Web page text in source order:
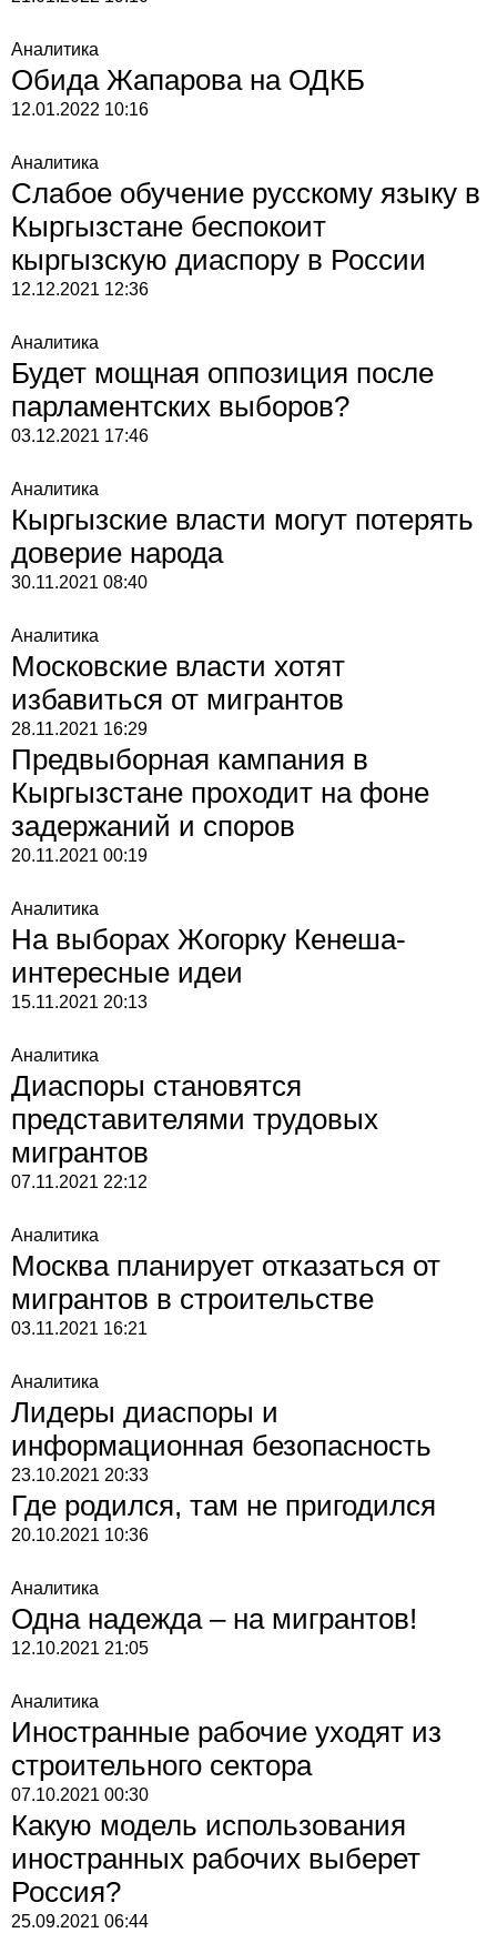
Аналитика
Обида Жапарова на ОДКБ
12.01.2022 10:16
Аналитика
Слабое обучение русскому языку в
Кыргызстане беспокоит
кыргызскую диаспору в России
12.12.2021 12:36
Аналитика
Будет мощная оппозиция после
парламентских выборов?
03.12.2021 17:46
Аналитика
Кыргызские власти могут потерять
доверие народа
30.11.2021 08:40
Аналитика
Московские власти хотят
избавиться от мигрантов
28.11.2021 16:29
Предвыборная кампания в
Кыргызстане проходит на фоне
задержаний и споров
20.11.2021 00:19
Аналитика
На выборах Жогорку Кенеша-
интересные идеи
15.11.2021 20:13
Аналитика
Диаспоры становятся
представителями трудовых
мигрантов
07.11.2021 22:12
Аналитика
Москва планирует отказаться от
мигрантов в строительстве
03.11.2021 16:21
Аналитика
Лидеры диаспоры и
информационная безопасность
23.10.2021 20:33
Где родился, там не пригодился
20.10.2021 10:36
Аналитика
Одна надежда – на мигрантов!
12.10.2021 21:05
Аналитика
Иностранные рабочие уходят из
строительного сектора
07.10.2021 00:30
Какую модель использования
иностранных рабочих выберет
Россия?
25.09.2021 06:44